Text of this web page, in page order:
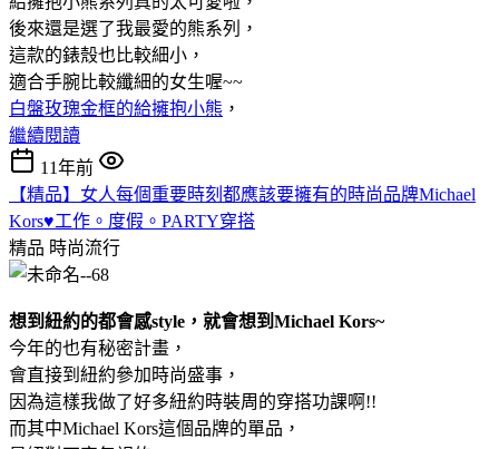
後來還是選了我最愛的熊系列，
這款的錶殼也比較細小，
適合手腕比較纖細的女生喔~~
白盤玫瑰金框的給擁抱小熊 ，
繼續閱讀
11年前
【精品】女人每個重要時刻都應該要擁有的時尚品牌Michael
Kors♥工作。度假。PARTY穿搭
精品 時尚流行
想到紐約的都會感style，就會想到Michael Kors~
今年的也有秘密計畫，
會直接到紐約參加時尚盛事，
因為這樣我做了好多紐約時裝周的穿搭功課啊!!
而其中Michael Kors這個品牌的單品，